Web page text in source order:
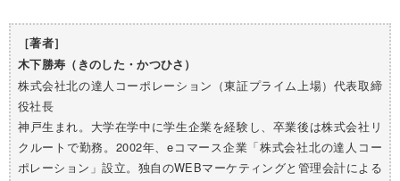
［著者］
木下勝寿（きのした・かつひさ）
株式会社北の達人コーポレーション（東証プライム上場）代表取締
役社長
神戸生まれ。大学在学中に学生企業を経験し、卒業後は株式会社リ
クルートで勤務。2002年、eコマース企業「株式会社北の達人コー
ポレーション」設立。独自のWEBマーケティングと管理会計による